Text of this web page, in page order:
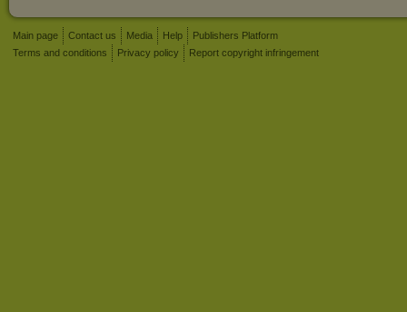
Main page Contact us Media Help
Publishers Platform
Terms and conditions
Privacy policy Report copyright infringement